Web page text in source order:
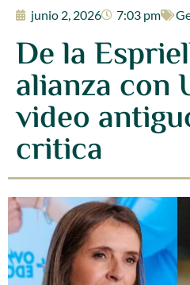
junio 2, 2026 7:03 pm
De la
alianza con
video
critica